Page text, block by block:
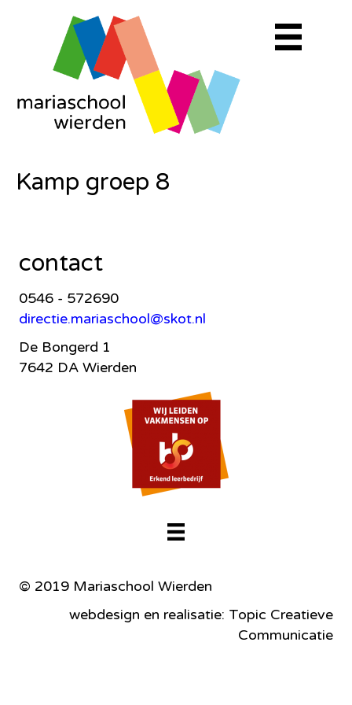
Kamp groep 8
contact
0546 - 572690
directie.mariaschool@skot.nl
De Bongerd 1
7642 DA Wierden
© 2019 Mariaschool Wierden
webdesign en realisatie: Topic Creatieve
Communicatie